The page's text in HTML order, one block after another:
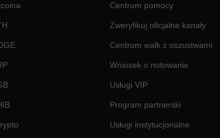
Centrum pomocy
Zweryfikuj oficjalne kanały
Centrum walk z oszustwami
Wniosek o notowanie
Usługi VIP
Program partnerski
Usługi instytucjonalne